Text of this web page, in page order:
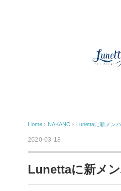
Home › NAKANO › Lunettaに新メン
2020-03-18
Lunettaに新メ